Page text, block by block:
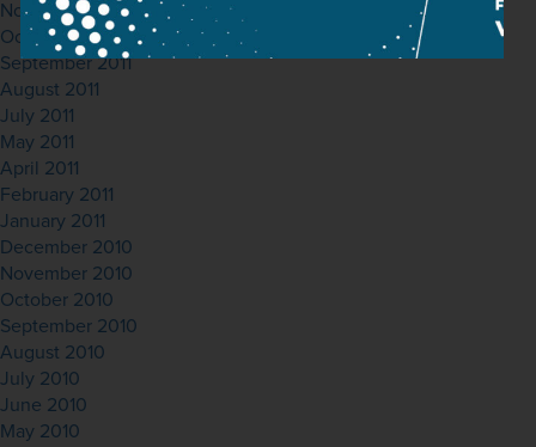
November 2011
October 2011
September 2011
August 2011
July 2011
May 2011
April 2011
February 2011
January 2011
December 2010
November 2010
October 2010
September 2010
August 2010
July 2010
June 2010
May 2010